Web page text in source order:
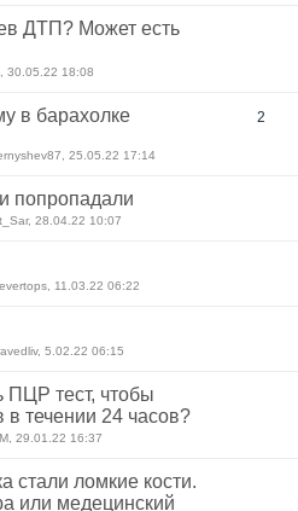
ДТП? Может есть
30.05.22 18:08
в барахолке
2
25.05.22 17:14
попропадали
28.04.22 10:07
11.03.22 06:22
5.02.22 06:15
ПЦР тест, чтобы
в течении 24 часов?
29.01.22 16:37
стали ломкие кости.
или медецинский